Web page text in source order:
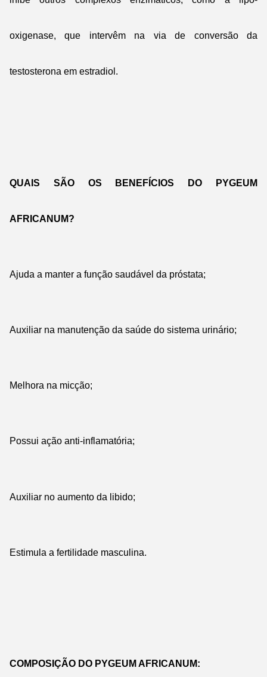
oxigenase, que intervêm na via de conversão da
testosterona em estradiol.
QUAIS SÃO OS BENEFÍCIOS DO PYGEUM
AFRICANUM?
Ajuda a manter a função saudável da próstata;
Auxiliar na manutenção da saúde do sistema urinário;
Melhora na micção;
Possui ação anti-inflamatória;
Auxiliar no aumento da libido;
Estimula a fertilidade masculina.
COMPOSIÇÃO DO PYGEUM AFRICANUM: